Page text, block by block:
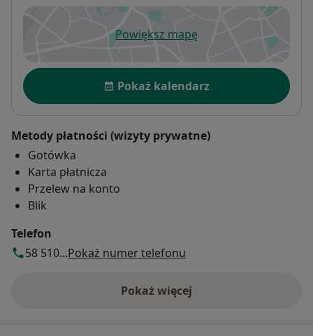
Powiększ mapęotwiera się w nowej karcie
Dostępność
Pokaż kalendarz
Metody płatności (wizyty prywatne)
Gotówka
Karta płatnicza
Przelew na konto
Blik
Telefon
58 510...Pokaż numer telefonu
Pokaż więcej
o adresie